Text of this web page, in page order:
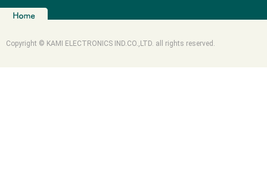
Copyright © KAMI ELECTRONICS IND.CO.,LTD. all rights reserved.